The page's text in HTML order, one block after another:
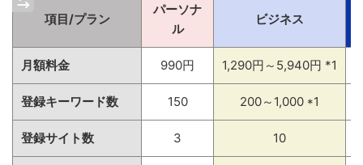
項目/プラン
パーソナ
ル
ビジネス
月額料金 990円 1,290円～5,940円 *1
登録キーワード数 150 200～1,000 *1
登録サイト数 3 10